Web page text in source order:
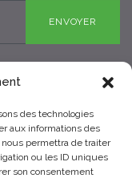
des technologies
aux informations des
permettra de traiter
ou les ID uniques
son consentement
ENVOYER
RBQ 8330-0970-25